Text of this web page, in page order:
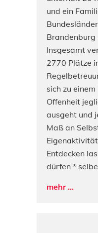
und ein
Brandenburg
Insgesamt
2770 Plätze
sich zu
Offenheit
ausgeht und
Maß an
Entdecken
dürfen *
mehr ...